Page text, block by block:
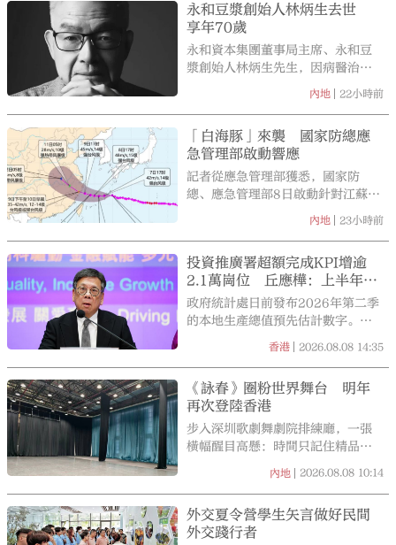
永和豆漿創始人林炳生去世
享年70歲
永和資本集團董事局主席、永和豆
漿創始人林炳生先生，因病醫治無
效，不幸於2026年8月7日在台北逝
內地 22小時前
「白海豚」來襲 國家防總應
急管理部啟動響應
記者從應急管理部獲悉，國家防
總、應急管理部8日啟動針對江蘇、
安徽的防汛防颱風四級應急響應,維
持針對浙江、福建的防汛防颱風三
四級應急響應，派出工作組正在浙
江、福建協助指導防汛防颱風工
作。
內地 23小時前
投資推廣署超額完成KPI增逾
2.1萬崗位 丘應樺：上半年吸
資逾500億
政府統計處日前發布2026年第二季
的本地生產總值預先估計數字。根
據預先估計數字，第二季本地生產
總值較上年同期實質上升4.3%，而
香港 2026.08.08 14:35
《詠春》圈粉世界舞台 明年
再次登陸香港
步入深圳歌劇舞劇院排練廳，一張
橫幅醒目高懸：時間只記住精品，
藝術只承認一流。這張橫幅見證了
主演們反覆打磨《詠春》裏的
的力度、每一次轉身的弧度，連同
地面上被舞者鞋底磨出的淺痕，都
內地 2026.08.08 10:14
外交夏令營學生矢言做好民間
外交踐行者